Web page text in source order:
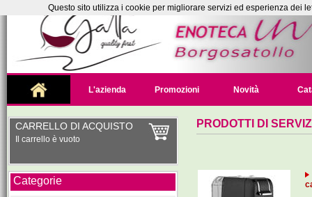
L'azienda Promozioni Novità
CARRELLO DI ACQUISTO
Il carrello è vuoto
Categorie
PRODOTTI DI
Questo sito utilizza i cookie per migliorare servizi ed esperienza dei